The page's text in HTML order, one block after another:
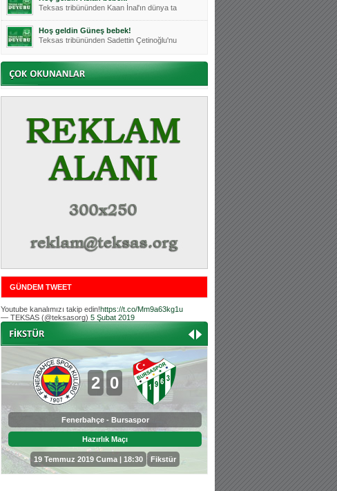
Teksas tribününden Kaan İnal'ın dünya ta
Hoş geldin Güneş bebek!
Teksas tribününden Sadettin Çetinoğlu'nu
Mutluluklar Ceyhun Tetik
Teksas tribünlerinin sevilen isimlerinde
Bursasporumuzun önü açılsın is
Hoş geldin Alaz Bebek!
Teksas.org sistem yöneticisi, ekibimizin
Hoş geldin Göktuğ Bebek!
Teksas.org ekibimizden ve tribünlerimizi
Teksas tribünlerinden Basri İleri'nin dü
Hoş geldin Kerem Bebek!
Tribünlerimizden Mesut Ulusoy'un (Duka)
Hoş geldin Aslan bebek!
Teksas tribününden Kaan İnal'ın dünya ta
Hoş geldin Güneş bebek!
Teksas tribününden Sadettin Çetinoğlu'nu
GÜNDEM TWEET
Youtube kanalımızı takip edin!https://t.co/Mm9a63kg1u
— TEKSAS (@teksasorg) 5 Şubat 2019
2 0
Fenerbahçe - Bursaspor
Hazırlık Maçı
19 Temmuz 2019 Cuma | 18:30 Fikstür
0 3
Bursaspor - Sepahan
Hazırlık Maçı
25 Temmuz 2019 Perşembe |